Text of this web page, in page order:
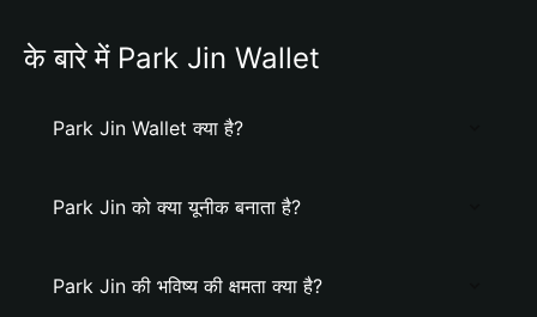
के बारे में Park Jin Wallet
Park Jin Wallet क्या है?
Park Jin को क्या यूनीक बनाता है?
Park Jin की भविष्य की क्षमता क्या है?